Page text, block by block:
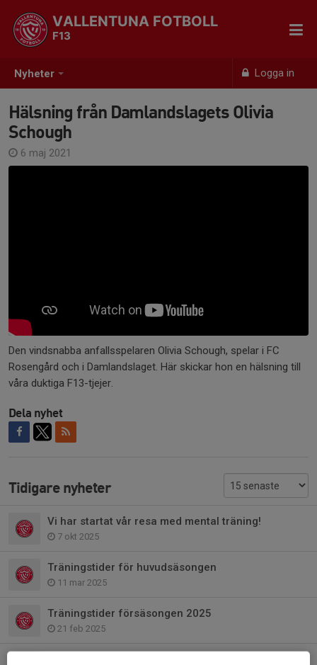
Nyheter Logga in
VALLENTUNA FOTBOLL
F13
Hälsning från Damlandslagets Olivia
Schough
6 maj 2021
Den vindsnabba anfallsspelaren Olivia Schough, spelar i FC
Rosengård och i Damlandslaget. Här skickar hon en hälsning till
våra duktiga F13-tjejer.
Dela nyhet
Tidigare nyheter
Vi har startat vår resa med mental träning!
7 okt 2025
Träningstider för huvudsäsongen
11 mar 2025
Träningstider försäsongen 2025
21 feb 2025